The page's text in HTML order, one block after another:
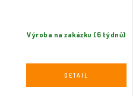
Výroba na zakázku (6 týdnů)